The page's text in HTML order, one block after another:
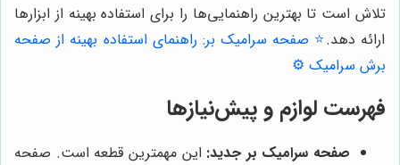
تلاش است تا بهترین راهنمایی‌ها را برای استفاده بهینه از ابزارها
ارائه دهد.⭐️ صفحه سرامیک بر: راهنمای استفاده بهینه از صفحه
برش سرامیک ⚙️
فهرست لوازم و پیش‌نیازها
صفحه سرامیک بر جدید: این مهمترین قطعه است. صفحه